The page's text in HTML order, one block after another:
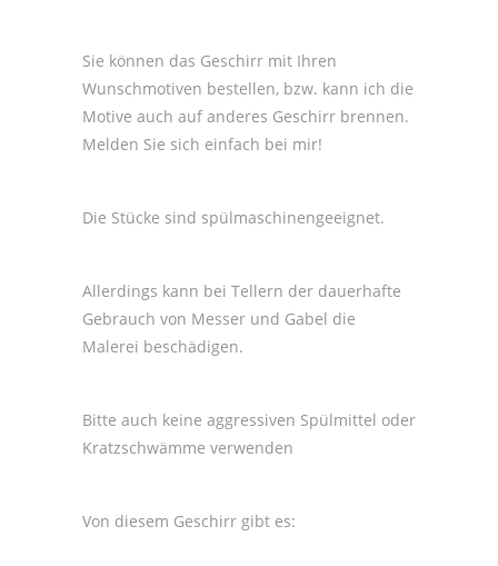
Sie können das Geschirr mit Ihren
Wunschmotiven bestellen, bzw. kann ich die
Motive auch auf anderes Geschirr brennen.
Melden Sie sich einfach bei mir!
Die Stücke sind spülmaschinengeeignet.
Allerdings kann bei Tellern der dauerhafte
Gebrauch von Messer und Gabel die
Malerei beschädigen.
Bitte auch keine aggressiven Spülmittel oder
Kratzschwämme verwenden
Von diesem Geschirr gibt es: